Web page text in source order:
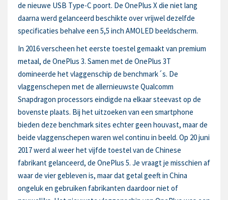
de nieuwe USB Type-C poort. De OnePlus X die niet lang
daarna werd gelanceerd beschikte over vrijwel dezelfde
specificaties behalve een 5,5 inch AMOLED beeldscherm.
In 2016 verscheen het eerste toestel gemaakt van premium
metaal, de OnePlus 3. Samen met de OnePlus 3T
domineerde het vlaggenschip de benchmark´s. De
vlaggenschepen met de allernieuwste Qualcomm
Snapdragon processors eindigde na elkaar steevast op de
bovenste plaats. Bij het uitzoeken van een smartphone
bieden deze benchmark sites echter geen houvast, maar de
beide vlaggenschepen waren wel continu in beeld. Op 20 juni
2017 werd al weer het vijfde toestel van de Chinese
fabrikant gelanceerd, de OnePlus 5. Je vraagt je misschien af
waar de vier gebleven is, maar dat getal geeft in China
ongeluk en gebruiken fabrikanten daardoor niet of